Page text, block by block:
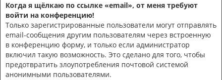
Когда я щёлкаю по ссылке «email», от меня требуют
войти на конференцию!
Только зарегистрированные пользователи могут отправлять
email-сообщения другим пользователям через встроенную
в конференцию форму, и только если администратор
включил такую возможность. Это сделано для того, чтобы
предотвратить злоупотребления почтовой системой
анонимными пользователями.